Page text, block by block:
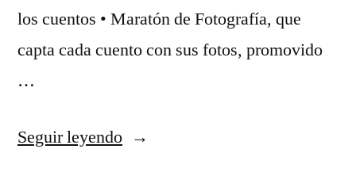
los cuentos • Maratón de Fotografía, que
capta cada cuento con sus fotos, promovido
…
Seguir leyendo«El